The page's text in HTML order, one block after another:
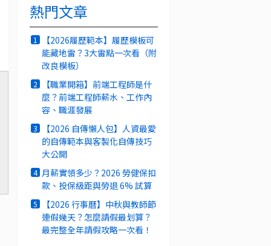
熱門文章
1
【2026履歷範本】履歷模板可
能藏地雷？3大雷點一次看（附
改良模板）
2
【職業開箱】前端工程師是什
麼？前端工程師薪水、工作內
容、職涯發展
3
【2026 自傳懶人包】人資最愛
的自傳範本與客製化自傳技巧
大公開
4 月薪實領多少？2026 勞健保扣
款、投保級距與勞退 6% 試算
5
【2026 行事曆】中秋與教師節
連假幾天？怎麼請假最划算？
最完整全年請假攻略一次看！